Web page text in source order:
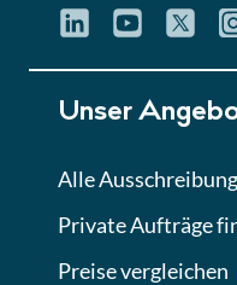
Eignung
Abgabe
Unser
Alle
Private Aufträge
Preise vergleichen